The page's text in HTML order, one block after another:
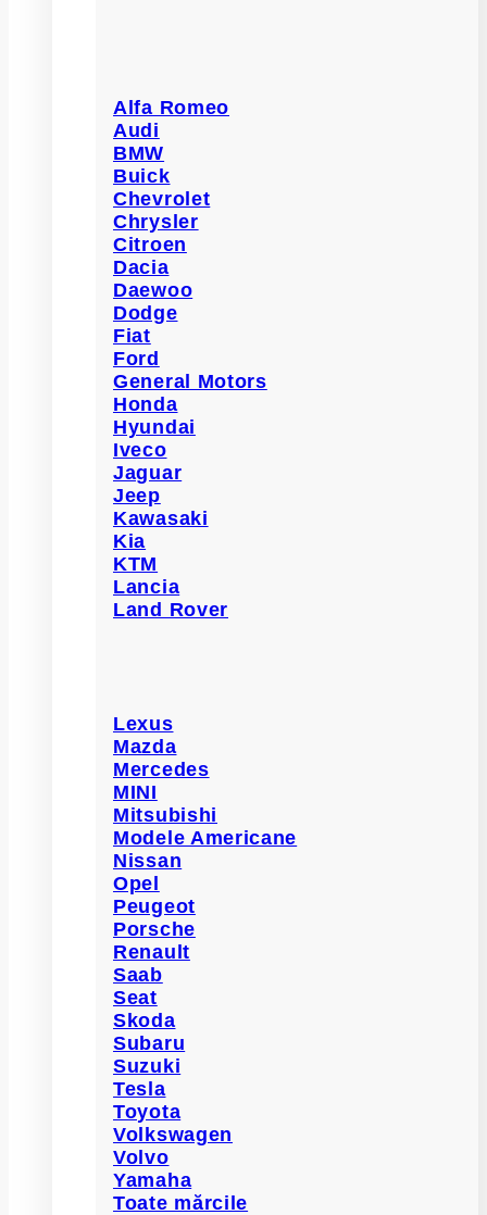
Alfa Romeo
Audi
BMW
Buick
Chevrolet
Chrysler
Citroen
Dacia
Daewoo
Dodge
Fiat
Ford
General Motors
Honda
Hyundai
Iveco
Jaguar
Jeep
Kawasaki
Kia
KTM
Lancia
Land Rover
Lexus
Mazda
Mercedes
MINI
Mitsubishi
Modele Americane
Nissan
Opel
Peugeot
Porsche
Renault
Saab
Seat
Skoda
Subaru
Suzuki
Tesla
Toyota
Volkswagen
Volvo
Yamaha
Toate mărcile